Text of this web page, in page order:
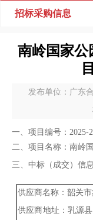
招标采购信息
南岭国家公
发布单位：广东
一、项目编号： 2025-
二、项目名称：南岭
三、中标（成交）信息
供应商名称：韶关
供应商地址：乳源